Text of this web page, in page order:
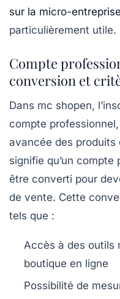
sur la micro-entreprise
particulièrement utile.
Compte
conversion et
Dans mc shopen,
compte
avancée des produits
signifie qu’un
être converti pour
de vente. Cette
tels que :
Accès à des outils
boutique en ligne
Possibilité de